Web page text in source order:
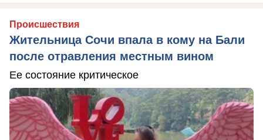
Происшествия
Жительница Сочи впала в кому на Бали
после отравления местным вином
Ее состояние критическое